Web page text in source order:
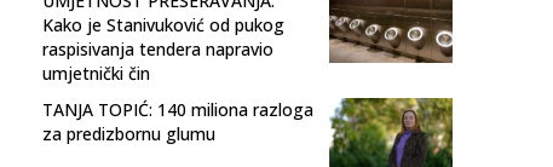
Kako je Stanivuković od pukog
raspisivanja tendera napravio
umjetnički čin
TANJA TOPIĆ: 140 miliona razloga
za predizbornu glumu